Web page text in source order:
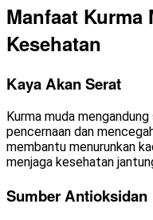
Manfaat Kurma
Kesehatan
Kaya Akan Serat
Kurma muda
pencernaan dan
membantu menurunkan
menjaga kesehatan
Sumber Antioksidan